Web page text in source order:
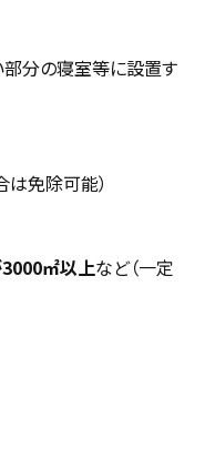
分の寝室等に設置す
は免除可能）
3000㎡以上など（一定